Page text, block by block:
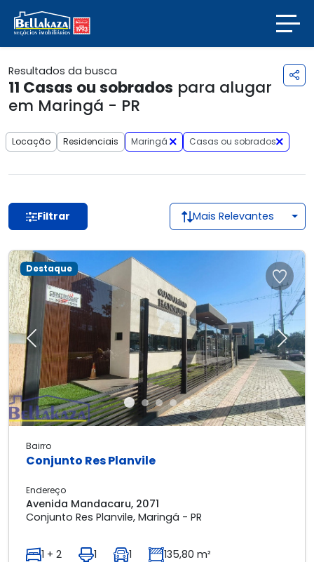
Resultados da busca
11 Casas ou sobrados para alugar
em Maringá - PR
Locação Residenciais Maringá Casas ou sobrados
Filtrar Mais Relevantes
Previous Next
Destaque
Bairro
Conjunto Res Planvile
Endereço
Avenida Mandacaru, 2071
Conjunto Res Planvile, Maringá - PR
1 + 2 1 1 135,80 m²